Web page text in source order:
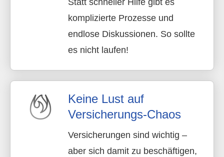
komplizierte Prozesse und
endlose Diskussionen. So sollte
es nicht laufen!
Keine Lust auf
Versicherungs-Chaos
Versicherungen sind wichtig –
aber sich damit zu beschäftigen,